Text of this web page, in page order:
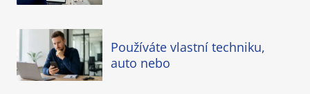
Používáte vlastní techniku,
auto nebo